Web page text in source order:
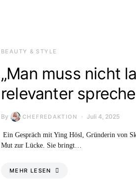
BEAUTY & STYLE
„Man muss nicht
relevanter
By CHEFREDAKTION Juli 4, 2025
Ein Gespräch mit Ying Hösl, Gründerin von
Mut zur Lücke. Sie bringt…
MEHR LESEN